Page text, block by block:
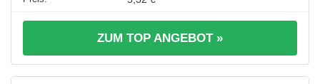
ZUM TOP ANGEBOT »